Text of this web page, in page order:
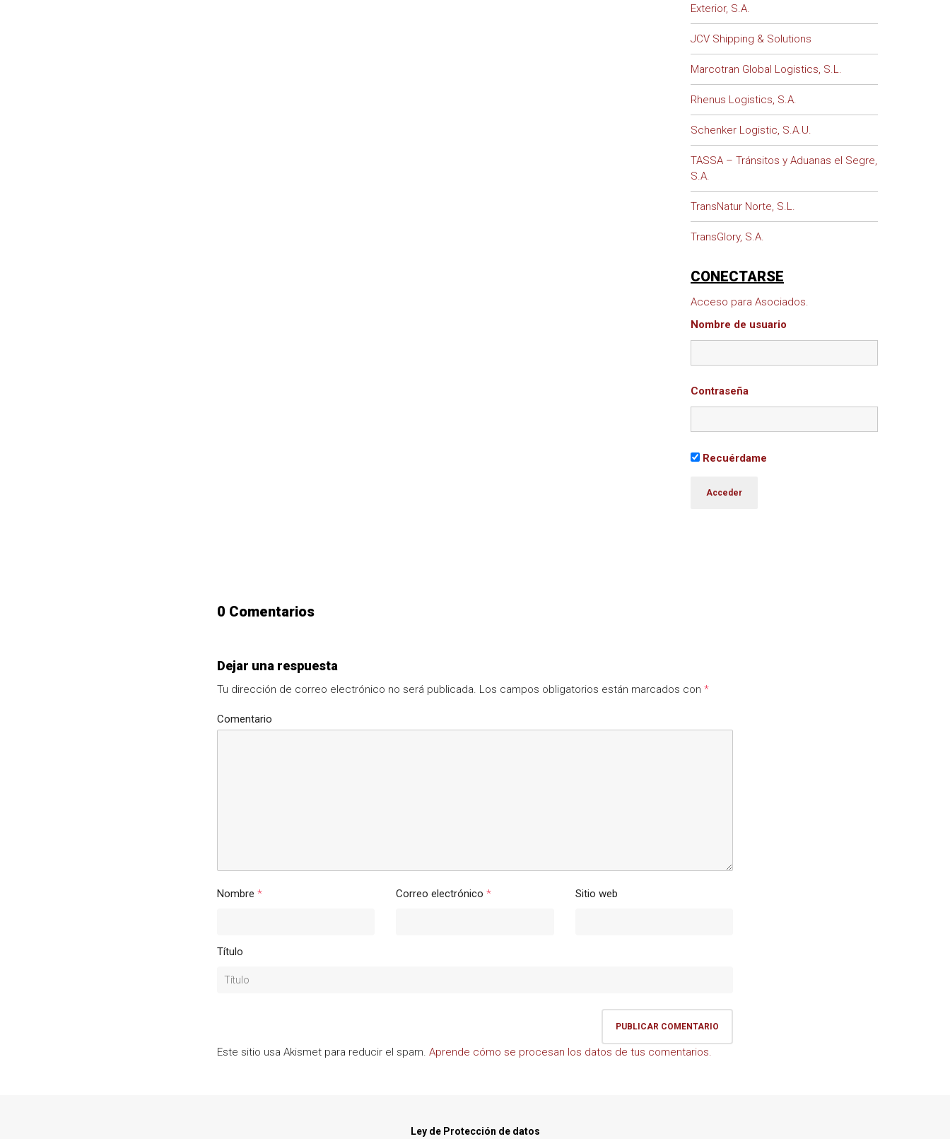
Exterior, S.A.
JCV Shipping & Solutions
Marcotran Global Logistics, S.L.
Rhenus Logistics, S.A.
Schenker Logistic, S.A.U.
TASSA – Tránsitos y Aduanas el Segre,
S.A.
TransNatur Norte, S.L.
TransGlory, S.A.
CONECTARSE
Acceso para Asociados.
Nombre de usuario
Contraseña
Recuérdame
0 Comentarios
Dejar una respuesta
Tu dirección de correo electrónico no será publicada. Los campos obligatorios están marcados con *
Comentario
Nombre * Correo electrónico * Sitio web
Título
Este sitio usa Akismet para reducir el spam. Aprende cómo se procesan los datos de tus comentarios.
Ley de Protección de datos